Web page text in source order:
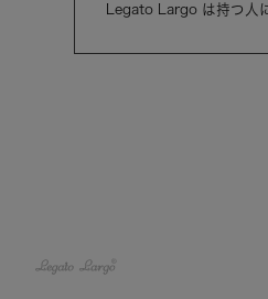
Legato Largo は持つ人